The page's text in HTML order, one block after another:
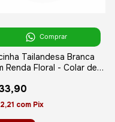
Comprar
Tailandesa Branca
Renda Floral - Colar de
com Pix